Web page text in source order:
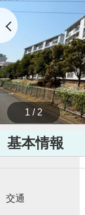
1 / 2
基本情報
交通